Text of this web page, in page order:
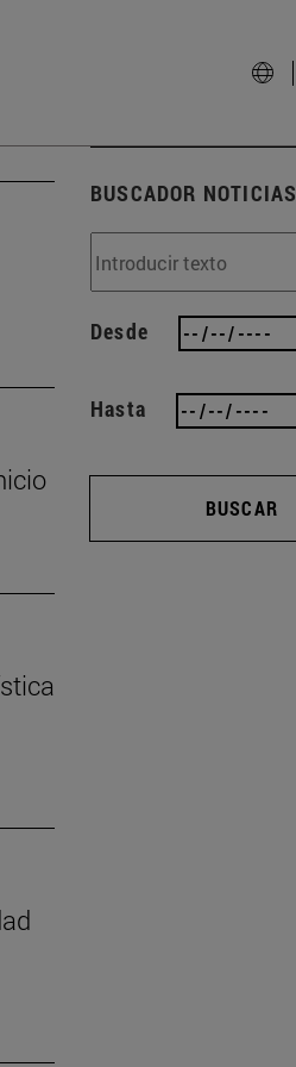
BUSCADOR NOTICIAS
Desde
Hasta
BUSCAR